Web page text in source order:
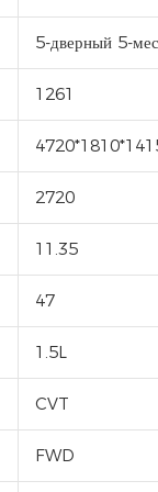
5-дверный 5-
1261
2720
11.35
47
1.5L
CVT
FWD